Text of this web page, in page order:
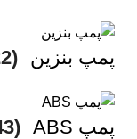
پمپ بنزین (22)
پمپ ABS (43)